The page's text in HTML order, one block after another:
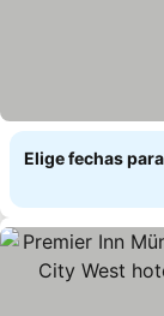
Elige fechas